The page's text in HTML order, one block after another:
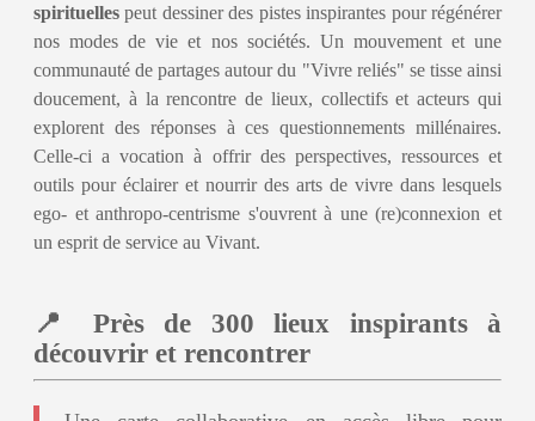
spirituelles peut dessiner des pistes inspirantes pour régénérer
nos modes de vie et nos sociétés. Un mouvement et une
communauté de partages autour du "Vivre reliés" se tisse ainsi
doucement, à la rencontre de lieux, collectifs et acteurs qui
explorent des réponses à ces questionnements millénaires.
Celle-ci a vocation à offrir des perspectives, ressources et
outils pour éclairer et nourrir des arts de vivre dans lesquels
ego- et anthropo-centrisme s'ouvrent à une (re)connexion et
un esprit de service au Vivant.
📍 Près de 300 lieux inspirants à
découvrir et rencontrer